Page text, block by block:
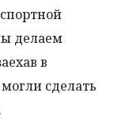
делаем
в
сделать